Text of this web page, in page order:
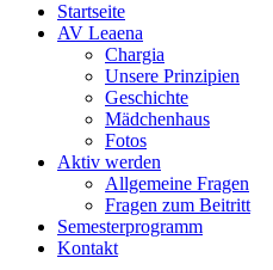
Startseite
AV Leaena
Chargia
Unsere Prinzipien
Geschichte
Mädchenhaus
Fotos
Aktiv werden
Allgemeine Fragen
Fragen zum Beitritt
Semesterprogramm
Kontakt